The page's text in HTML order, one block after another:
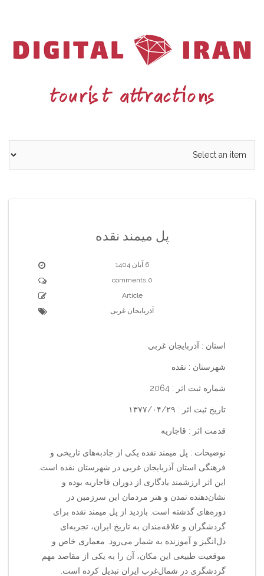
پل میمند نقده
6 آبان 1404
0 comments
Article
آذربایجان غربی
استان : آذربایجان غربی
شهرستان : نقده
شماره ثبت اثر : 2064
تاریخ ثبت اثر : ۱۳۷۷/۰۴/۲۹
قدمت اثر : قاجاریه
نوضیحات : پل میمند نقده یکی از جاذبه‌های تاریخی و
فرهنگی استان آذربایجان غربی در شهرستان نقده است.
این اثر ارزشمند یادگاری از دوران قاجاریه بوده و
نشان‌دهنده تمدن و هنر مردمان این سرزمین در
دوره‌های گذشته است. بازدید از پل میمند نقده برای
گردشگران و علاقه‌مندان به تاریخ ایران، تجربه‌ای
دل‌انگیز و آموزنده به شمار می‌رود. معماری خاص و
موقعیت طبیعی این مکان، آن را به یکی از مقاصد مهم
گردشگری در شمال‌غرب ایران تبدیل کرده است.